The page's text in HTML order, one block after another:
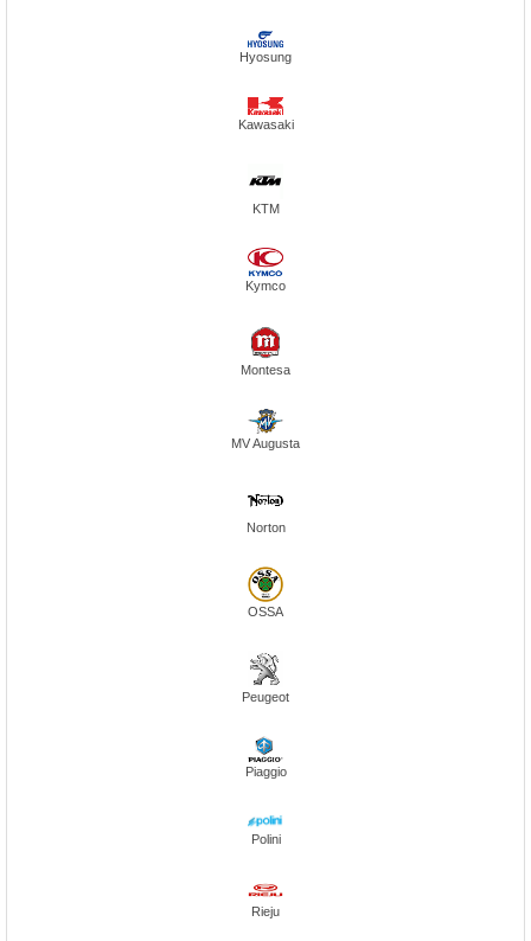
Hyosung
Kawasaki
KTM
Kymco
Montesa
MV Augusta
Norton
OSSA
Peugeot
Piaggio
Polini
Rieju